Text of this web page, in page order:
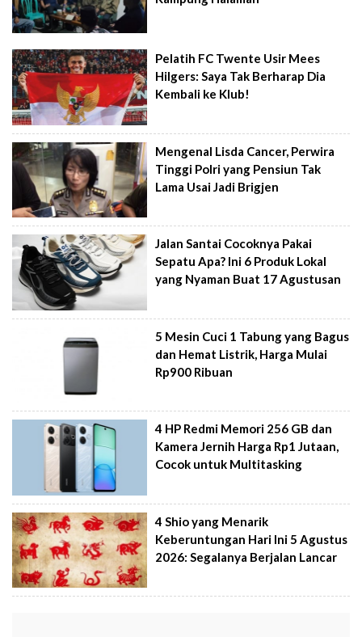
Pelatih FC Twente Usir Mees
Hilgers: Saya Tak Berharap Dia
Kembali ke Klub!
Mengenal Lisda Cancer, Perwira
Tinggi Polri yang Pensiun Tak
Lama Usai Jadi Brigjen
Jalan Santai Cocoknya Pakai
Sepatu Apa? Ini 6 Produk Lokal
yang Nyaman Buat 17 Agustusan
5 Mesin Cuci 1 Tabung yang Bagus
dan Hemat Listrik, Harga Mulai
Rp900 Ribuan
4 HP Redmi Memori 256 GB dan
Kamera Jernih Harga Rp1 Jutaan,
Cocok untuk Multitasking
4 Shio yang Menarik
Keberuntungan Hari Ini 5 Agustus
2026: Segalanya Berjalan Lancar